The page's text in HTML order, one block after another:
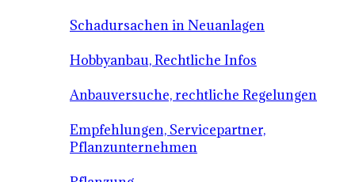
Schadursachen in Neuanlagen
Hobbyanbau, Rechtliche Infos
Anbauversuche, rechtliche Regelungen
Empfehlungen, Servicepartner,
Pflanzunternehmen